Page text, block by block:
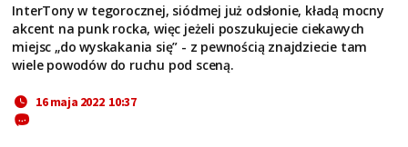
InterTony w tegorocznej, siódmej już odsłonie, kładą mocny
akcent na punk rocka, więc jeżeli poszukujecie ciekawych
miejsc „do wyskakania się” - z pewnością znajdziecie tam
wiele powodów do ruchu pod sceną.
16 maja 2022 10:37